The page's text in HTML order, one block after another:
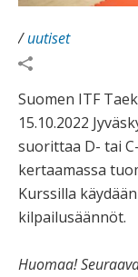
/uutiset
Suomen ITF
15.10.2022
suorittaa D- tai
kertaamassa
Kurssilla
kilpailusäännöt.
Huomaa!